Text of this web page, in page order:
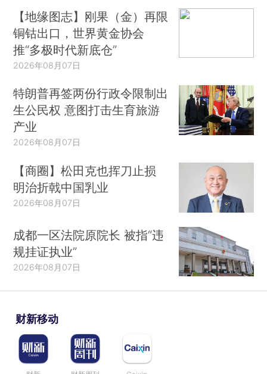
【地缘图志】刚果（金）再限
铜钴出口，世界黄金协会
推“多极时代新底仓”
2026年08月07日
特朗普再签两份行政令限制出
生公民权 意图打击生育旅游
产业
2026年08月07日
【商圈】松田克也挥刀止损
明治折戟中国乳业
2026年08月07日
成都一区法院原院长 被指“违
规挂证执业”
2026年08月07日
财新移动